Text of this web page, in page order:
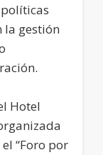
la gestión
Hotel
“Foro por